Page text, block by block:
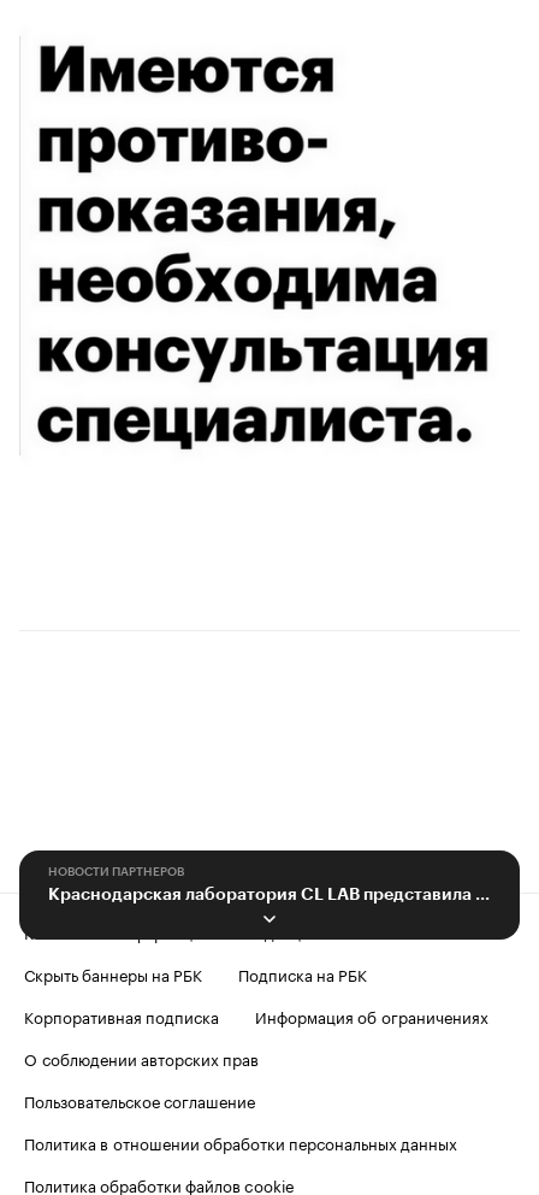
НОВОСТИ ПАРТНЕРОВ
Краснодарская лаборатория CL LAB представила уникальный тест
Контактная информация
Скрыть баннеры на РБК
Подписка на РБК
Корпоративная подписка
Информация об ограничениях
О соблюдении авторских прав
Пользовательское соглашение
Политика в отношении обработки персональных данных
Политика обработки файлов cookie